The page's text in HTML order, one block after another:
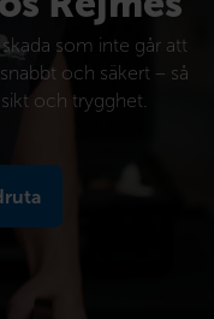
som inte går att
och säkert – så
och trygghet.